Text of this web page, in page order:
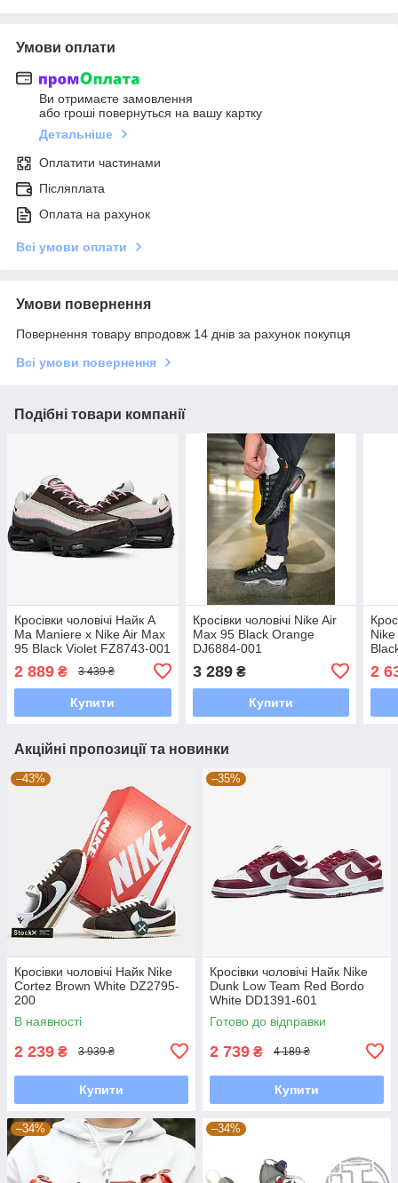
Умови оплати
Ви отримаєте замовлення
або гроші повернуться на вашу картку
Детальніше
Оплатити частинами
Післяплата
Оплата на рахунок
Всі умови оплати
Умови повернення
Повернення товару впродовж 14 днів за рахунок покупця
Всі умови повернення
Подібні товари компанії
Кросівки чоловічі Найк A
Ma Maniere x Nike Air Max
95 Black Violet FZ8743-001
2 889 ₴ 3 439 ₴
Купити
Кросівки чоловічі Nike Air
Max 95 Black Orange
DJ6884-001
3 289₴
Купити
2
Акційні пропозиції та новинки
–43%
Кросівки чоловічі Найк Nike
Cortez Brown White DZ2795-
200
В наявності
2 239 ₴ 3 939 ₴
Купити
–35%
Кросівки чоловічі Найк Nike
Dunk Low Team Red Bordo
White DD1391-601
Готово до відправки
2 739 ₴ 4 189 ₴
Купити
–34% –34%